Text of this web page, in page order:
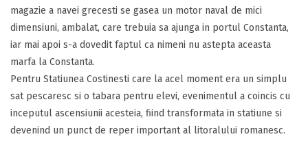
magazie a navei grecesti se gasea un motor naval de mici
dimensiuni, ambalat, care trebuia sa ajunga in portul Constanta,
iar mai apoi s-a dovedit faptul ca nimeni nu astepta aceasta
marfa la Constanta.
Pentru Statiunea Costinesti care la acel moment era un simplu
sat pescaresc si o tabara pentru elevi, evenimentul a coincis cu
inceputul ascensiunii acesteia, fiind transformata in statiune si
devenind un punct de reper important al litoralului romanesc.